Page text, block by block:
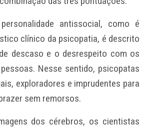
antissocial, como é
clínico da psicopatia, é descrito
descaso e o desrespeito com os
Nesse sentido, psicopatas
exploradores e imprudentes para
sem remorsos.
dos cérebros, os cientistas